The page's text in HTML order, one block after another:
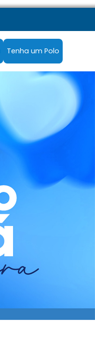
Tenha um Polo